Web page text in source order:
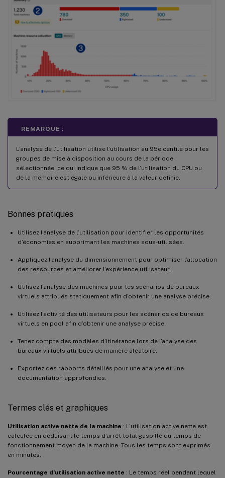
REMARQUE :
L’analyse de l’utilisation utilise l’utilisation au 95e centile pour les
groupes de mise à disposition au cours de la période
sélectionnée, ce qui indique que 95 % de l’utilisation du CPU ou
de la mémoire est égale ou inférieure à la valeur définie.
Bonnes pratiques
Utilisez l’analyse de l’utilisation pour identifier les opportunités
d’économies en supprimant les machines sous-utilisées.
Appliquez l’analyse du dimensionnement pour optimiser l’allocation
des ressources et améliorer l’expérience utilisateur.
Utilisez l’analyse des machines pour les scénarios de bureaux
virtuels attribués statiquement afin d’obtenir une analyse précise.
Utilisez l’activité des utilisateurs pour les scénarios de bureaux
virtuels en pool afin d’obtenir une analyse précise.
Tenez compte des modèles d’itinérance lors de l’analyse des
bureaux virtuels attribués de manière aléatoire.
Exportez des rapports détaillés pour une analyse et une
documentation approfondies.
Termes clés et graphiques
Utilisation active nette de la machine : L’utilisation active nette est
calculée en déduisant le temps d’arrêt total gaspillé du temps de
fonctionnement moyen de la machine. Tous les temps sont exprimés
en minutes.
Pourcentage d’utilisation active nette : Le temps réel pendant lequel